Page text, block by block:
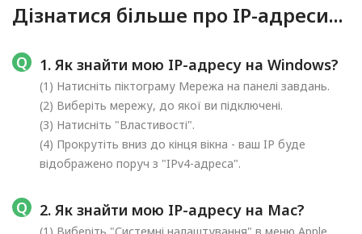
Дізнатися більше про IP-адреси...
1. Як знайти мою IP-адресу на Windows?
(1) Натисніть піктограму Мережа на панелі завдань.
(2) Виберіть мережу, до якої ви підключені.
(3) Натисніть "Властивості".
(4) Прокрутіть вниз до кінця вікна - ваш IP буде
відображено поруч з "IPv4-адреса".
2. Як знайти мою IP-адресу на Mac?
(1) Виберіть "Системні налаштування" в меню Apple.